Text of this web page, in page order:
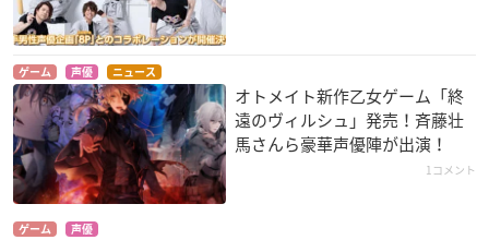
ゲーム 声優 ニュース
オトメイト新作乙女ゲーム「終
遠のヴィルシュ」発売！斉藤壮
馬さんら豪華声優陣が出演！
1コメント
ゲーム 声優